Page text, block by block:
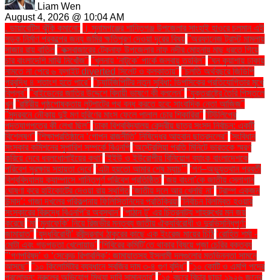
Liam Wen
August 4, 2026 @ 10:04 AM
. ডায়াবেটিস ঝুঁকি কমানো:
। সুনামগঞ্জের শান্তিগঞ্জ উপজেলার সাংহাই হাওরে চলমান এই
সড়ক নির্মাণ প্রকল্পের জন্য জমির ক্ষতিপূরণ দেওয়া দূরের বিষয় ''অরফানেজ ট্রাস্ট মামলায়
সাজার রায় বাতিল ''কক্সবাজারের টেকনাফ উপজেলার নাফ নদীর মোহনায় মাছ ধরতে গিয়ে
চার বাংলাদেশি মাঝি নিখোঁজ'' ''খুলনায় ‘নাটুকে’ পার্কে জলবায়ু তহবিল'' ''ঘন কুয়াশায় ঢাকায়
নামতে না পেরে ৬ ফ্লাইট diverted সিলেট ও কলকাতায়'' ''চলতি অর্থবছরে জিডিপি
প্রবৃদ্ধি ৪ শতাংশ হতে পারে'' ''চ্যাটজিপিটির নতুন সুবিধা: ডিপসিকের প্রতিযোগিতার মুখে
বিপ্লব'' ''বাইডেনের জাতির উদ্দেশে বিদায়ী ভাষণে কী বললেন'' ''যুক্তরাষ্ট্রে তৈরি পিস্তলে
খুন ''রাষ্ট্রীয় পৃষ্ঠপোষকতায় লুটপাটের পথ বন্ধ করতে হবে: সাংবাদিক নেতা আজিজ"
''সুন্দরবনে নৌকায় দুই মণ হরিণের মাংস ফেলে পালাল চোর শিকারিরা'' 'টিউলিপের
পদত্যাগপত্রে কী লেখা ছিল'' 'ঢাকা বিশ্ববিদ্যালয় কেন্দ্রীয় ছাত্র সংসদ নির্বাচন: একটি
বিশ্লেষণ'' 'শিক্ষাপ্রতিষ্ঠানে ‘গোপন রাজনীতি’ নিষিদ্ধের আহ্বান ছাত্রদলের'' 'সংবিধান
সংস্কার কমিশনের সুপারিশ সম্পর্কে বিএনপি ‘অস্ট্রেলিয়া প্রতি মিনিটে ভারতকে স্মরণ
করিয়ে দেবে ধবলধোলাইয়ের কথা’ ‘ইইউ ও ইউরোপীয় বিনিয়োগ ব্যাংক বাংলাদেশকে
পরিবেশ সুরক্ষায় সহায়তা দেবে’ ‘এটা হয়তো আমার শেষ ম্যাচ’" ‘গণ–অভ্যুত্থান পরবর্তী
বিশ্ববিদ্যালয় ক্যাম্পাসে শান্তিপূর্ণ পরিবেশ প্রতিষ্ঠিত’ ‘জয় বাংলা’কে জাতীয় স্লোগান
ঘোষণা করে হাইকোর্টের দেওয়া রায় স্থগিত ‘জাতীয় দলে আর খেলছি না’ ‘ট্রাম্প একজন
উন্মাদ’: গাজা দখলের পরিকল্পনায় ফিলিস্তিনিদের প্রতিক্রিয়া ‘নির্বাচন বিলম্বিত হওয়ার
সংস্কারের বিরুদ্ধে বিএনপি’র অবস্থান’ ‘পাঠান টু’ এর চিত্রনাট্য শাহরুখের মন জয়
করেছে ‘মা ‘মুনাফেকি’ নিয়ে রিজভীর মন্তব্য জাতীয় ঐক্যবিরোধী ও দুরভিসন্ধিপূর্ণ:
জামায়াত" ‘যুদ্ধবিরোধী’ রবীন্দ্রনাথ ঠাকুরের কাছে এক ইংরেজ মায়ের চিঠি ‘রোহিত শর্মা -
মোটা এবং গড়পড়তা খেলোয়াড়’ ‘শিবিরের কমিটি’তে থাকার বিষয়ে পূজা চেরির বক্তব্য
"‘গণপরিষদ’ ও ‘সেকেন্ড রিপাবলিক’: জামায়াতসহ ইসলামী দলগুলোর মতভিন্নতা সামনে
আসছে" "১০ কিলোমিটার ব্যবধানে সবজির দাম ৩-৪ গুণ বৃদ্ধি" "১০ কোটি ও এমপি পদের
প্রলোভন: নুরুলের অভিযোগ মিথ্যা দাবি সামান্তার" "১৫ বছরে বিচার ছাড়া ১৯২৬ জনের